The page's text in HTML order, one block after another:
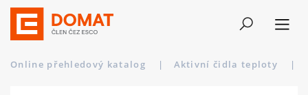
Online přehledový katalog | Aktivní čidla teploty |